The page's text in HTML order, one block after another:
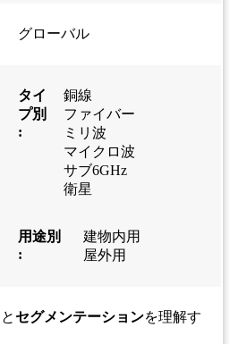
グローバル
タイ
プ別
:
銅線
ファイバー
ミリ波
マイクロ波
サブ6GHz
衛星
用途別
:
建物内用
屋外用
と セグメンテーションを理解す